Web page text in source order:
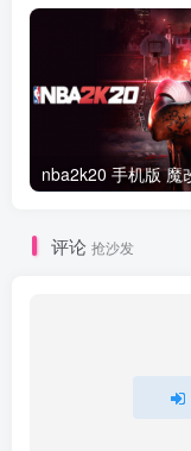
评论 抢沙发